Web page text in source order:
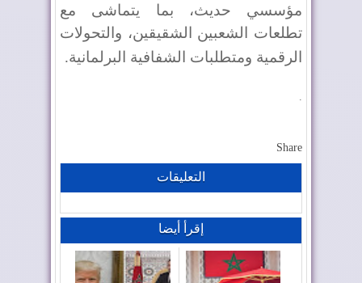
مؤسسي حديث، بما يتماشى مع
تطلعات الشعبين الشقيقين، والتحولات
الرقمية ومتطلبات الشفافية البرلمانية.
Share
التعليقات
إقرأ أيضا